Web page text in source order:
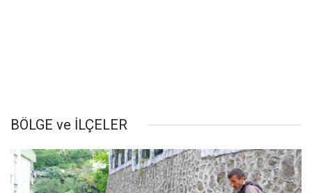
BÖLGE ve İLÇELER